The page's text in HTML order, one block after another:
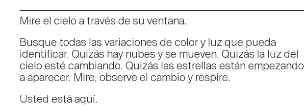
Mire el cielo a través de su ventana.
Busque todas las variaciones de color y luz que pueda
identificar. Quizás hay nubes y se mueven. Quizás la luz del
cielo esté cambiando. Quizás las estrellas están empezando
a aparecer. Mire, observe el cambio y respire.
Usted está aquí.